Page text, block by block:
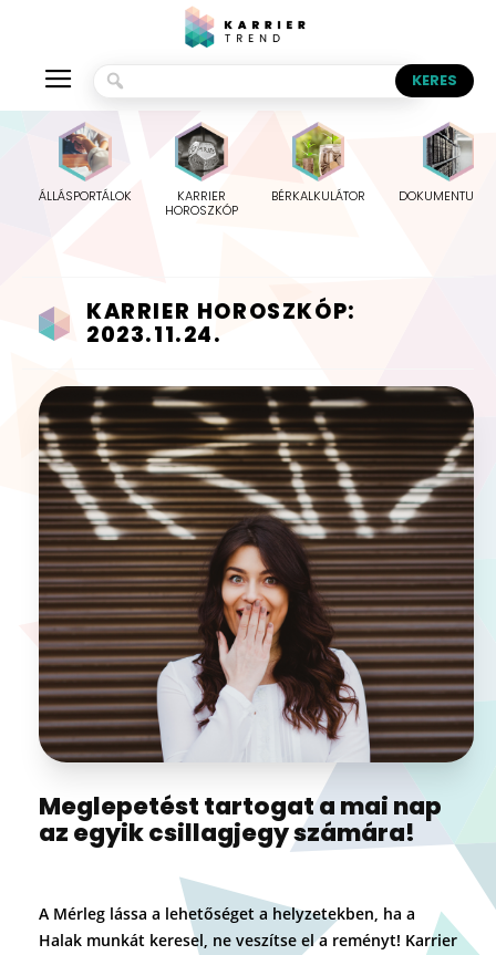
ÁLLÁSPORTÁLOK
KARRIER
HOROSZKÓP
BÉRKALKULÁTOR
KARRIER HOROSZKÓP:
2023.11.24.
Meglepetést tartogat a mai nap
az egyik csillagjegy számára!
A Mérleg lássa a lehetőséget a helyzetekben, ha a
Halak munkát keresel, ne veszítse el a reményt! Karrier